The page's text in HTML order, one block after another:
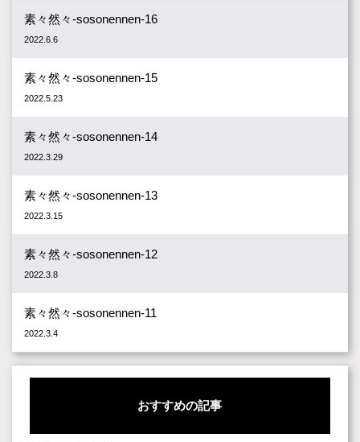
素々然々-sosonennen-16
2022.6.6
素々然々-sosonennen-15
2022.5.23
素々然々-sosonennen-14
2022.3.29
素々然々-sosonennen-13
2022.3.15
素々然々-sosonennen-12
2022.3.8
素々然々-sosonennen-11
2022.3.4
おすすめの記事